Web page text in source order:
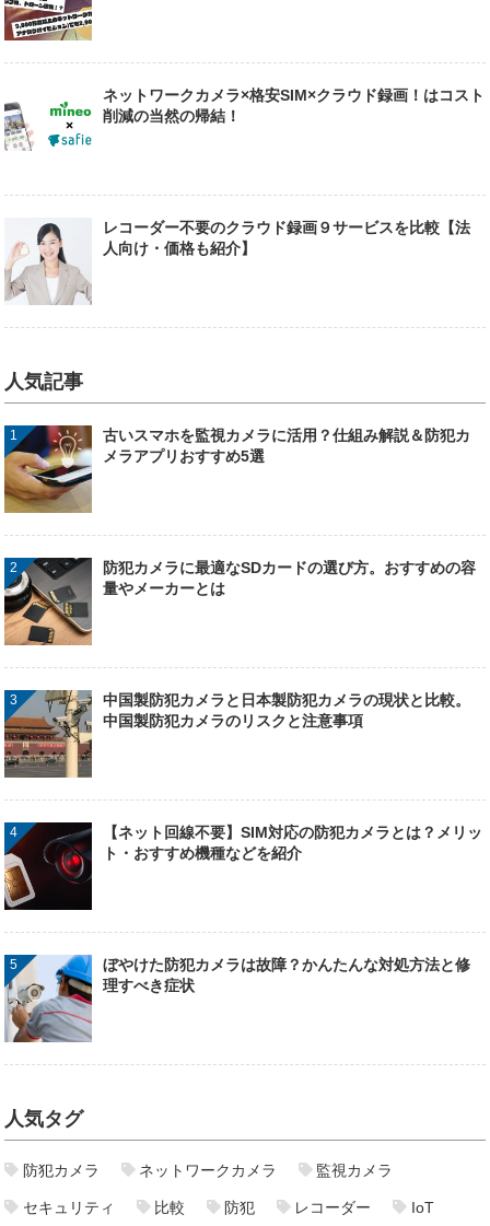
ネットワークカメラ×格安SIM×クラウド録画！はコスト
削減の当然の帰結！
レコーダー不要のクラウド録画９サービスを比較【法
人向け・価格も紹介】
人気記事
古いスマホを監視カメラに活用？仕組み解説＆防犯カ
メラアプリおすすめ5選
防犯カメラに最適なSDカードの選び方。おすすめの容
量やメーカーとは
中国製防犯カメラと日本製防犯カメラの現状と比較。
中国製防犯カメラのリスクと注意事項
【ネット回線不要】SIM対応の防犯カメラとは？メリッ
ト・おすすめ機種などを紹介
ぼやけた防犯カメラは故障？かんたんな対処方法と修
理すべき症状
人気タグ
防犯カメラ ネットワークカメラ 監視カメラ
セキュリティ 比較 防犯 レコーダー IoT